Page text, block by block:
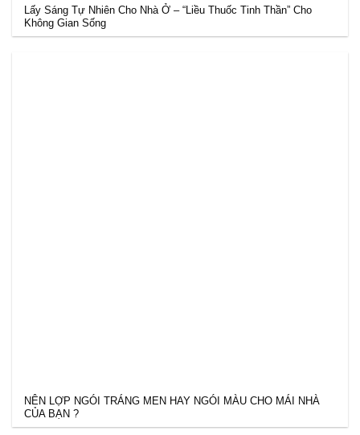
Lấy Sáng Tự Nhiên Cho Nhà Ở – “Liều Thuốc Tinh Thần” Cho
Không Gian Sống
NÊN LỢP NGÓI TRÁNG MEN HAY NGÓI MÀU CHO MÁI NHÀ
CỦA BẠN ?